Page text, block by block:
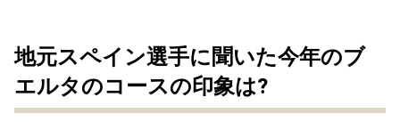
地元スペイン選手に聞いた今年のブ
エルタのコースの印象は?